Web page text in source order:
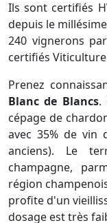
Ils sont certifiés
depuis le
240 vignerons
certifiés
Prenez
Blanc de Blancs.
cépage de
avec 35% de vin
anciens). Le
champagne,
région
profite d'un
dosage est très